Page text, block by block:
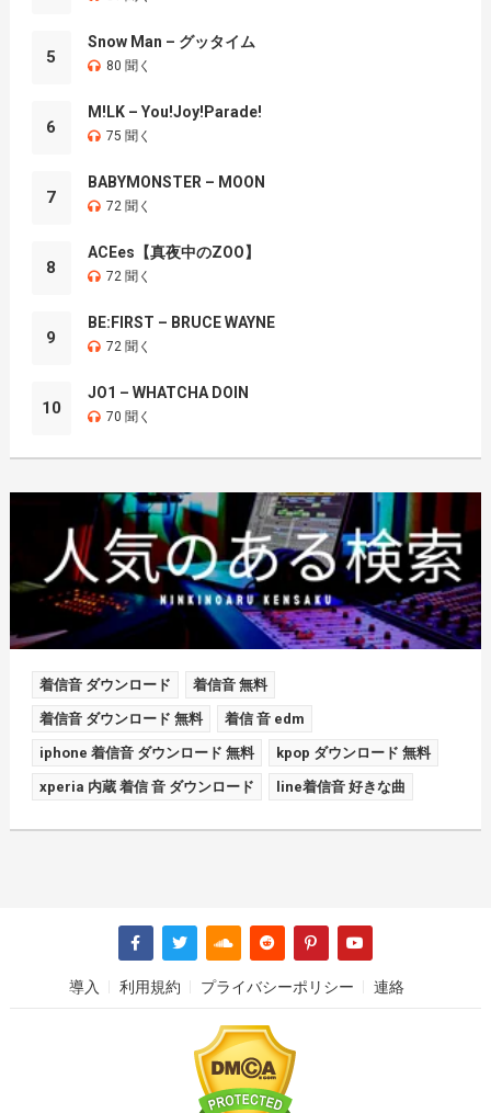
5
Snow Man – グッタイム
80 聞く
6
M!LK – You!Joy!Parade!
75 聞く
7
BABYMONSTER – MOON
72 聞く
8
ACEes【真夜中のZOO】
72 聞く
9
BE:FIRST – BRUCE WAYNE
72 聞く
10
JO1 – WHATCHA DOIN
70 聞く
着信音 ダウンロード 着信音 無料
着信音 ダウンロード 無料 着信 音 edm
iphone 着信音 ダウンロード 無料 kpop ダウンロード 無料
xperia 内蔵 着信 音 ダウンロード line着信音 好きな曲
導入 利用規約 プライバシーポリシー 連絡